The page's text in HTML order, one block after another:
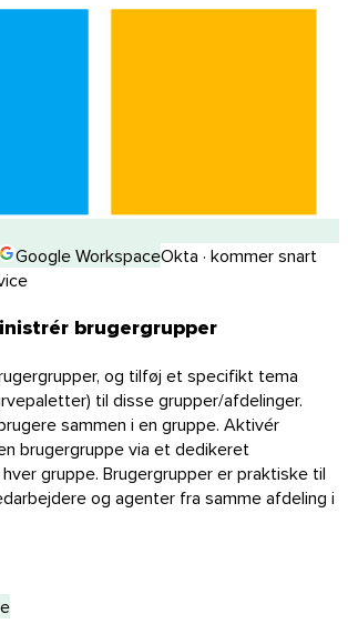
Google WorkspaceOkta · kommer snart
brugergrupper
og tilføj et specifikt tema
til disse grupper/afdelinger.
sammen i en gruppe. Aktivér
brugergruppe via et dedikeret
gruppe. Brugergrupper er praktiske til
og agenter fra samme afdeling i